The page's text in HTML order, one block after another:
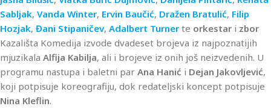
Sabljak, Vanda Winter, Ervin Baučić, Dražen Bratulić, Filip
Hozjak, Đani Stipaničev, Adalbert Turnerte orkestar i zbor
Kazališta Komedija izvode dvadeset brojeva iz najpoznatijih
mjuzikala Alfija Kabilja, ali i brojeve iz onih još neizvedenih. U
programu nastupa i baletni par Ana Hanić i Dejan Jakovljević,
koji potpisuje koreografiju, dok redateljski koncept potpisuje
Nina Kleflin.